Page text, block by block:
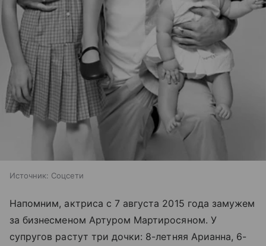
Источник: Соцсети
Напомним, актриса с 7 августа 2015 года замужем
за бизнесменом Артуром Мартиросяном. У
супругов растут три дочки: 8-летняя Арианна, 6-